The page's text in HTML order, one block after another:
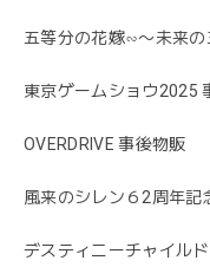
五等分の花嫁∽〜未来
東京ゲームショウ2025
OVERDRIVE 事後物販
風来のシレン６2周年記
デスティニーチャイルド